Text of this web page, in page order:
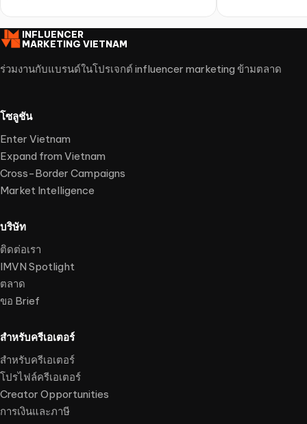
INFLUENCER
MARKETING VIETNAM
ร่วมงานกับแบรนด์ในโปรเจกต์ influencer marketing ข้ามตลาด
โซลูชัน
Enter Vietnam
Expand from Vietnam
Cross-Border Campaigns
Market Intelligence
บริษัท
ติดต่อเรา
IMVN Spotlight
ตลาด
ขอ Brief
สำหรับครีเอเตอร์
สำหรับครีเอเตอร์
โปรไฟล์ครีเอเตอร์
Creator Opportunities
การเงินและภาษี